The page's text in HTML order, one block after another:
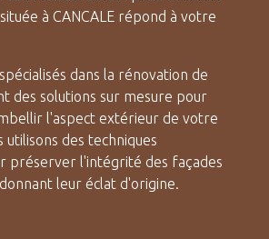
à CANCALE répond à votre
dans la rénovation de
des solutions sur mesure pour
l'aspect extérieur de votre
utilisons des techniques
préserver l'intégrité des façades
leur éclat d'origine.